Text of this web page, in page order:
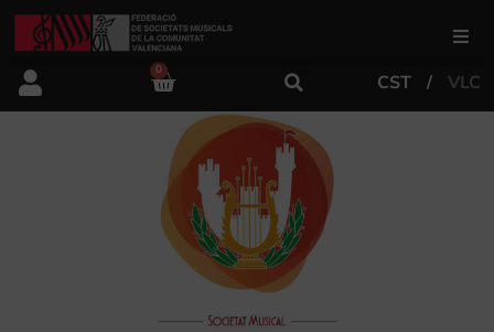
FSMCV
Áreas de gestión
0
CST VLC